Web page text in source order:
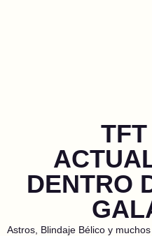
DENTRO
Astros, Blindaje Bélico y